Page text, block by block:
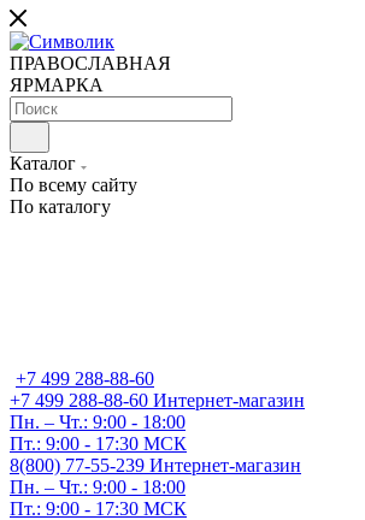
ПРАВОСЛАВНАЯ
ЯРМАРКА
Каталог
По всему сайту
По каталогу
+7 499 288-88-60
+7 499 288-88-60 Интернет-магазин
Пн. – Чт.: 9:00 - 18:00
Пт.: 9:00 - 17:30 МСК
8(800) 77-55-239 Интернет-магазин
Пн. – Чт.: 9:00 - 18:00
Пт.: 9:00 - 17:30 МСК